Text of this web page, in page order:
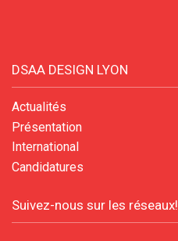
Instagram
LinkedIn
DSAA DESIGN LYON
Actualités
Présentation
International
Candidatures
Suivez-nous sur les réseaux!